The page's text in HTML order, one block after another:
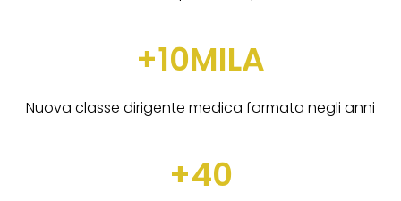
+10MILA
Nuova classe dirigente medica formata negli anni
+40